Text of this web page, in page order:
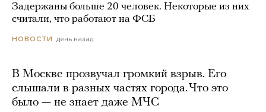
Задержаны больше 20 человек. Некоторые из них
считали, что работают на ФСБ
НОВОСТИ день назад
В Москве прозвучал громкий взрыв. Его
слышали в разных частях города. Что это
было — не знает даже МЧС